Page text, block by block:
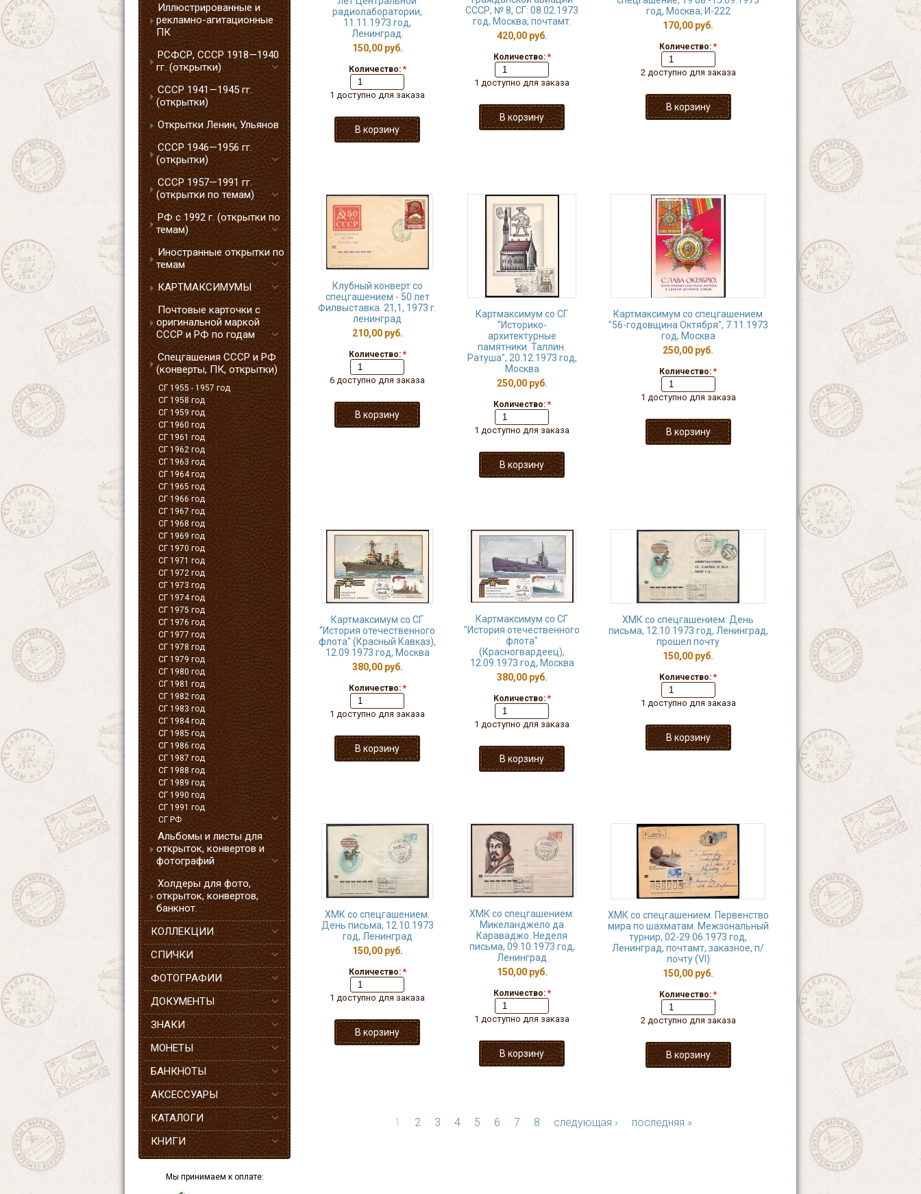
Иллюстрированные и
рекламно-агитационные
ПК
РСФСР, СССР 1918—1940
гг. (открытки)
СССР 1941—1945 гг.
(открытки)
Открытки Ленин, Ульянов
СССР 1946—1956 гг.
(открытки)
СССР 1957—1991 гг.
(открытки по темам)
РФ с 1992 г. (открытки по
темам)
Иностранные открытки по
темам
КАРТМАКСИМУМЫ
Почтовые карточки с
оригинальной маркой
СССР и РФ по годам
Спецгашения СССР и РФ
(конверты, ПК, открытки)
СГ 1955 - 1957 год
СГ 1958 год
СГ 1959 год
СГ 1960 год
СГ 1961 год
СГ 1962 год
СГ 1963 год
СГ 1964 год
СГ 1965 год
СГ 1966 год
СГ 1967 год
СГ 1968 год
СГ 1969 год
СГ 1970 год
СГ 1971 год
СГ 1972 год
СГ 1973 год
СГ 1974 год
СГ 1975 год
СГ 1976 год
СГ 1977 год
СГ 1978 год
СГ 1979 год
СГ 1980 год
СГ 1981 год
СГ 1982 год
СГ 1983 год
СГ 1984 год
СГ 1985 год
СГ 1986 год
СГ 1987 год
СГ 1988 год
СГ 1989 год
СГ 1990 год
СГ 1991 год
СГ РФ
Альбомы и листы для
открыток, конвертов и
фотографий
Холдеры для фото,
открыток, конвертов,
банкнот.
КОЛЛЕКЦИИ
СПИЧКИ
ФОТОГРАФИИ
ДОКУМЕНТЫ
ЗНАКИ
МОНЕТЫ
БАНКНОТЫ
АКСЕССУАРЫ
КАТАЛОГИ
КНИГИ
Мы принимаем к оплате:
радиолаборатории,
11.11.1973 год,
Ленинград.
150,00 руб.
Количество: *
1 доступно для заказа
СССР, № 8, СГ: 08.02.1973
год, Москва, почтамт.
420,00 руб.
Количество: *
1 доступно для заказа
год, Москва, И-222
170,00 руб.
Количество: *
2 доступно для заказа
Клубный конверт со
спецгашением - 50 лет
Филвыставка. 21,1, 1973 г.
ленинград
210,00 руб.
Количество: *
6 доступно для заказа
Картмаксимум со СГ
"Историко-
архитектурные
памятники. Таллин.
Ратуша", 20.12.1973 год,
Москва
250,00 руб.
Количество: *
1 доступно для заказа
Картмаксимум со спецгашением
"56-годовщина Октября", 7.11.1973
год, Москва
250,00 руб.
Количество: *
1 доступно для заказа
Картмаксимум со СГ
"История отечественного
флота" (Красный Кавказ),
12.09.1973 год, Москва
380,00 руб.
Количество: *
1 доступно для заказа
Картмаксимум со СГ
"История отечественного
флота"
(Красногвардеец),
12.09.1973 год, Москва
380,00 руб.
Количество: *
1 доступно для заказа
ХМК со спецгашением. День
письма, 12.10.1973 год, Ленинград,
прошел почту
150,00 руб.
Количество: *
1 доступно для заказа
ХМК со спецгашением.
День письма, 12.10.1973
год, Ленинград
150,00 руб.
Количество: *
1 доступно для заказа
ХМК со спецгашением.
Микеланджело да
Караваджо. Неделя
письма, 09.10.1973 год,
Ленинград
150,00 руб.
Количество: *
1 доступно для заказа
ХМК со спецгашением. Первенство
мира по шахматам. Межзональный
турнир, 02-29.06.1973 год,
Ленинград, почтамт, заказное, п/
почту (VI)
150,00 руб.
Количество: *
2 доступно для заказа
1 2 3 4 5 6 7 8 следующая › последняя »